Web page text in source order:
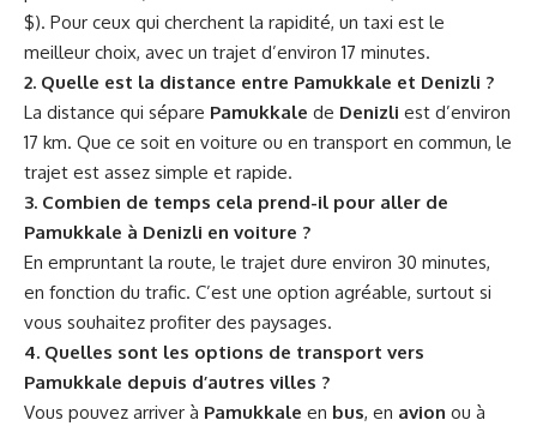
$). Pour ceux qui cherchent la rapidité, un taxi est le
meilleur choix, avec un trajet d’environ 17 minutes.
2. Quelle est la distance entre Pamukkale et Denizli ?
La distance qui sépare Pamukkale de Denizli est d’environ
17 km. Que ce soit en voiture ou en transport en commun, le
trajet est assez simple et rapide.
3. Combien de temps cela prend-il pour aller de
Pamukkale à Denizli en voiture ?
En empruntant la route, le trajet dure environ 30 minutes,
en fonction du trafic. C’est une option agréable, surtout si
vous souhaitez profiter des paysages.
4. Quelles sont les options de transport vers
Pamukkale depuis d’autres villes ?
Vous pouvez arriver à Pamukkale en bus, en avion ou à